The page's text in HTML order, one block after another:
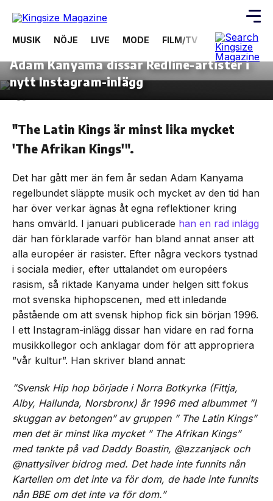
Skip
the
MUSIK NÖJE LIVE MODE FILM/TV VIDEOS
15 februari, 2021
Adam Kanyama dissar Redline-artister i
nytt Instagram-inlägg
"The Latin Kings är minst lika mycket
'The Afrikan Kings'".
Det har gått mer än fem år sedan Adam Kanyama
regelbundet släppte musik och mycket av den tid han
har över verkar ägnas åt egna reflektioner kring
hans omvärld. I januari publicerade han en rad inlägg
där han förklarade varför han bland annat anser att
alla européer är rasister. Efter några veckors tystnad
i sociala medier, efter uttalandet om européers
rasism, så riktade Kanyama under helgen sitt fokus
mot svenska hiphopscenen, med ett inledande
påstående om att svensk hiphop fick sin början 1996.
I ett Instagram-inlägg dissar han vidare en rad forna
musikkollegor och anklagar dom för att appropriera
”vår kultur”. Han skriver bland annat:
”Svensk Hip hop började i Norra Botkyrka (Fittja,
Alby, Hallunda, Norsbronx) år 1996 med albummet ”I
skuggan av betongen” av gruppen ” The Latin Kings”
men det är minst lika mycket ” The Afrikan Kings”
med tankte på vad Daddy Boastin, @azzanjack och
@nattysilver bidrog med. Det hade inte funnits nån
Kartellen om det inte va för dom, de hade inte funnits
nån BBE om det inte va för dom.”